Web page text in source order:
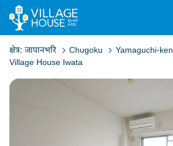
क्षेत्र: जापानभरि Chugoku Yamaguchi-ken
Village House Iwata